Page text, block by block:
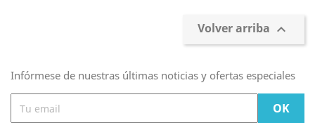
Volver arriba 
Infórmese de nuestras últimas noticias y ofertas especiales